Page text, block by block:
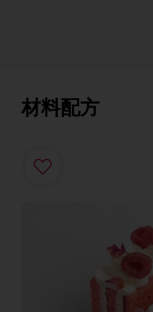
材料配方